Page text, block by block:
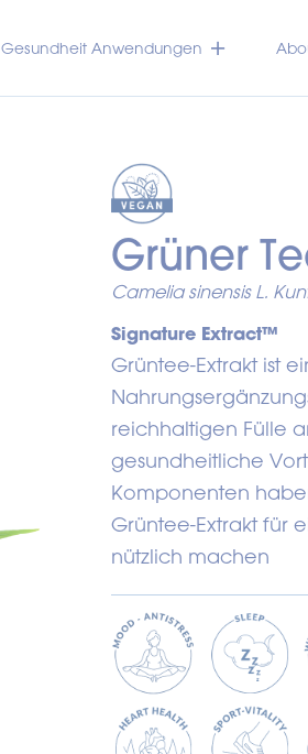
Gesundheit Anwendungen
Grüner
Camelia sinensis L.
Signature Extract™
Grüntee-Extrakt ist
reichhaltigen Fülle
gesundheitliche
Komponenten
Grüntee-Extrakt für
nützlich machen